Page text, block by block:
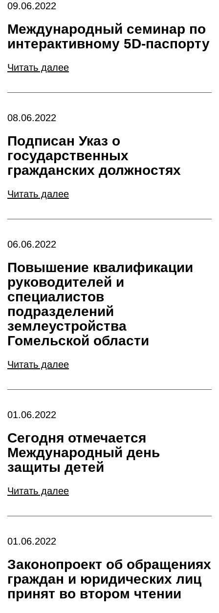
09.06.2022
Международный семинар по
интерактивному 5D-паспорту
Читать далее
08.06.2022
Подписан Указ о
государственных
гражданских должностях
Читать далее
06.06.2022
Повышение квалификации
руководителей и
специалистов
подразделений
землеустройства
Гомельской области
Читать далее
01.06.2022
Сегодня отмечается
Международный день
защиты детей
Читать далее
01.06.2022
Законопроект об обращениях
граждан и юридических лиц
принят во втором чтении